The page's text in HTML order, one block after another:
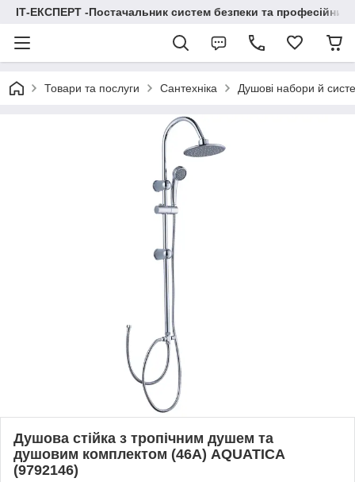
ІТ-ЕКСПЕРТ -Постачальник систем безпеки та професійних
Товари та послуги Сантехніка Душові набори й
Душова стійка з тропічним душем та
душовим комплектом (46A) AQUATICA
(9792146)